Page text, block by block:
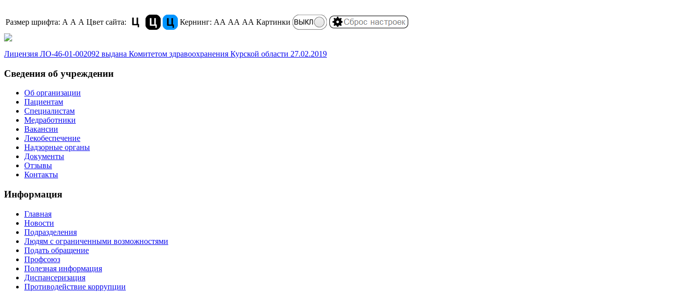
Размер шрифта: A A A Цвет сайта: Кернинг: АА АА АА Картинки
Лицензия ЛО-46-01-002092 выдана Комитетом здравоохранения Курской области 27.02.2019
Сведения об учреждении
Об организации
Пациентам
Специалистам
Медработники
Вакансии
Лекобеспечение
Надзорные органы
Документы
Отзывы
Контакты
Информация
Главная
Новости
Подразделения
Людям с ограниченными возможностями
Подать обращение
Профсоюз
Полезная информация
Диспансеризация
Противодействие коррупции